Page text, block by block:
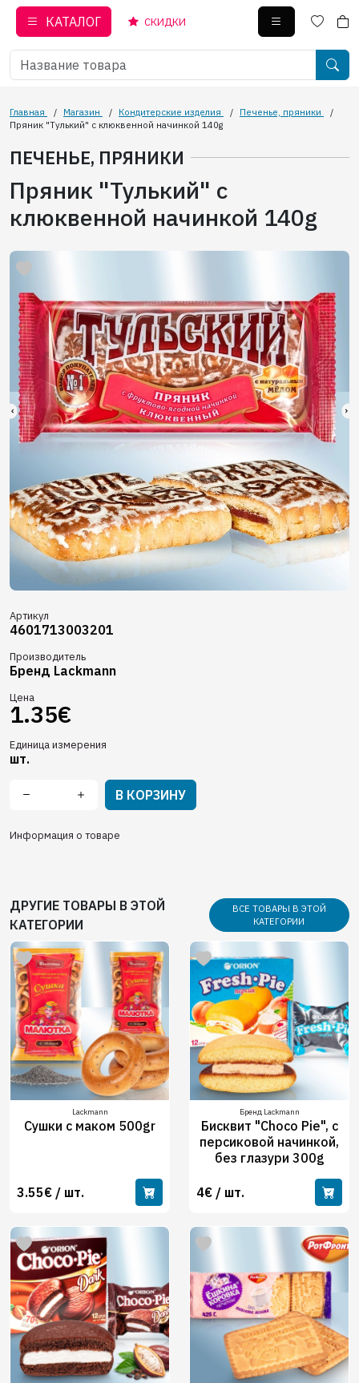
КАТАЛОГ СКИДКИ
Главная / Магазин / Кондитерские изделия / Печенье, пряники
/
Пряник "Тулький" с клюквенной начинкой 140g
ПЕЧЕНЬЕ, ПРЯНИКИ
Пряник "Тулький" с
клюквенной начинкой 140g
Артикул
4601713003201
Производитель
Бренд Lackmann
Цена
1.35€
Единица измерения
шт.
В КОРЗИНУ
Информация о товаре
ДРУГИЕ ТОВАРЫ В ЭТОЙ
КАТЕГОРИИ
ВСЕ ТОВАРЫ В ЭТОЙ
КАТЕГОРИИ
Lackmann
Сушки с маком 500gr
3.55€ / шт.
Бренд Lackmann
Бисквит "Choco Pie", с
персиковой начинкой,
без глазури 300g
4€ / шт.